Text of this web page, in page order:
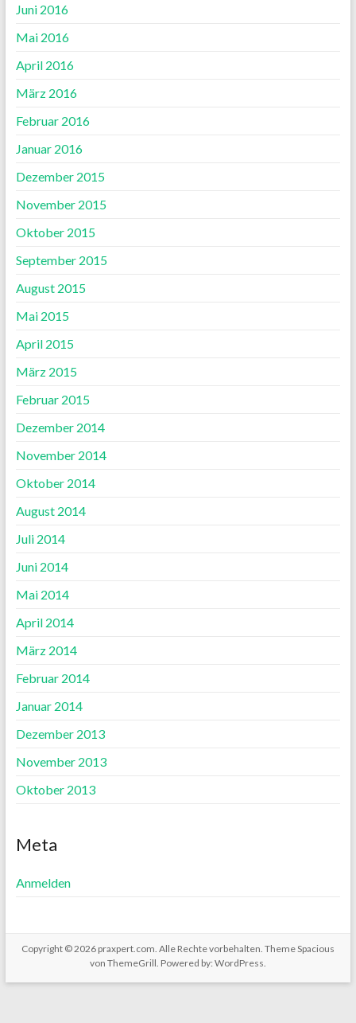
Juni 2016
Mai 2016
April 2016
März 2016
Februar 2016
Januar 2016
Dezember 2015
November 2015
Oktober 2015
September 2015
August 2015
Mai 2015
April 2015
März 2015
Februar 2015
Dezember 2014
November 2014
Oktober 2014
August 2014
Juli 2014
Juni 2014
Mai 2014
April 2014
März 2014
Februar 2014
Januar 2014
Dezember 2013
November 2013
Oktober 2013
Meta
Anmelden
Copyright © 2026 praxpert.com . Alle Rechte vorbehalten. ThemeSpacious
von ThemeGrill. Powered by: WordPress